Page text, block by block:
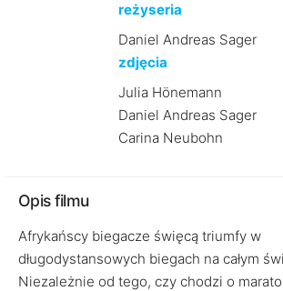
reżyseria
Daniel Andreas Sager
zdjęcia
Julia Hönemann
Daniel Andreas Sager
Carina Neubohn
Opis filmu
Afrykańscy biegacze święcą triumfy w
długodystansowych biegach na całym
Niezależnie od tego, czy chodzi o